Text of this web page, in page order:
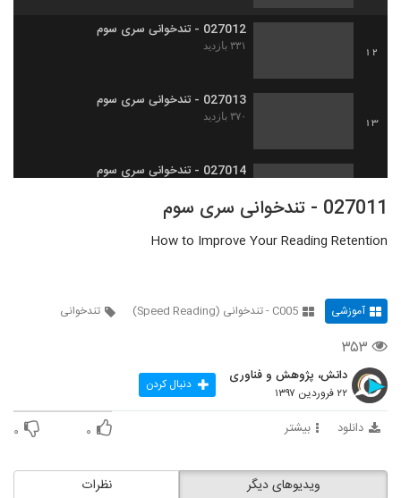
12
027012 - تندخوانی سری سوم
۳۳۱ بازدید
13
027013 - تندخوانی سری سوم
۳۷۰ بازدید
027014 - تندخوانی سری سوم
027015 - تندخوانی سری سوم
027016 - تندخوانی سری چهارم
17
027017 - تندخوانی سری چهارم
۳۳۷ بازدید
027011 - تندخوانی سری سوم
How to Improve Your Reading Retention
آموزشی C005 - تندخوانی (Speed Reading) تندخوانی
۳۵۳
دانش، پژوهش و فناوری
۲۲ فروردین ۱۳۹۷ دنبال کردن
دانلود بیشتر ۰ ۰
نظرات ویدیوهای دیگر